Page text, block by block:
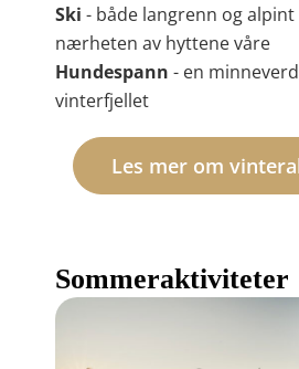
Ski - både langrenn og
nærheten av hyttene våre
Hundespann - en
vinterfjellet
Les mer om
Sommeraktiviteter